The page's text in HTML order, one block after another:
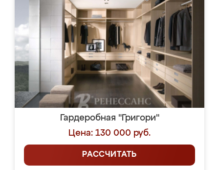
Гардеробная "Григори"
Цена: 130 000 руб.
РАССЧИТАТЬ